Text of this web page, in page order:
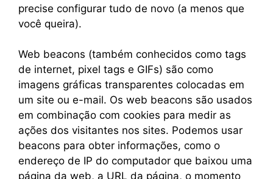
precise configurar tudo de novo (a menos que
você queira).
Web beacons (também conhecidos como tags
de internet, pixel tags e GIFs) são como
imagens gráficas transparentes colocadas em
um site ou e-mail. Os web beacons são usados
em combinação com cookies para medir as
ações dos visitantes nos sites. Podemos usar
beacons para obter informações, como o
endereço de IP do computador que baixou uma
página da web, a URL da página, o momento